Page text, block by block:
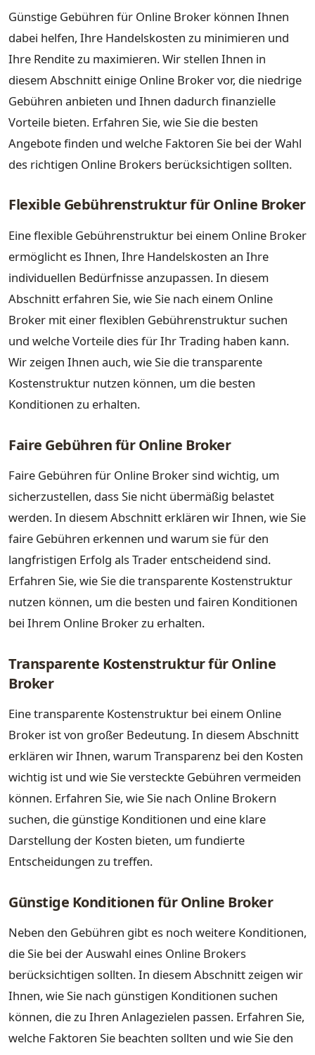
Günstige Gebühren für Online Broker können Ihnen
dabei helfen, Ihre Handelskosten zu minimieren und
Ihre Rendite zu maximieren. Wir stellen Ihnen in
diesem Abschnitt einige Online Broker vor, die niedrige
Gebühren anbieten und Ihnen dadurch finanzielle
Vorteile bieten. Erfahren Sie, wie Sie die besten
Angebote finden und welche Faktoren Sie bei der Wahl
des richtigen Online Brokers berücksichtigen sollten.
Flexible Gebührenstruktur für Online Broker
Eine flexible Gebührenstruktur bei einem Online Broker
ermöglicht es Ihnen, Ihre Handelskosten an Ihre
individuellen Bedürfnisse anzupassen. In diesem
Abschnitt erfahren Sie, wie Sie nach einem Online
Broker mit einer flexiblen Gebührenstruktur suchen
und welche Vorteile dies für Ihr Trading haben kann.
Wir zeigen Ihnen auch, wie Sie die transparente
Kostenstruktur nutzen können, um die besten
Konditionen zu erhalten.
Faire Gebühren für Online Broker
Faire Gebühren für Online Broker sind wichtig, um
sicherzustellen, dass Sie nicht übermäßig belastet
werden. In diesem Abschnitt erklären wir Ihnen, wie Sie
faire Gebühren erkennen und warum sie für den
langfristigen Erfolg als Trader entscheidend sind.
Erfahren Sie, wie Sie die transparente Kostenstruktur
nutzen können, um die besten und fairen Konditionen
bei Ihrem Online Broker zu erhalten.
Transparente Kostenstruktur für Online
Broker
Eine transparente Kostenstruktur bei einem Online
Broker ist von großer Bedeutung. In diesem Abschnitt
erklären wir Ihnen, warum Transparenz bei den Kosten
wichtig ist und wie Sie versteckte Gebühren vermeiden
können. Erfahren Sie, wie Sie nach Online Brokern
suchen, die günstige Konditionen und eine klare
Darstellung der Kosten bieten, um fundierte
Entscheidungen zu treffen.
Günstige Konditionen für Online Broker
Neben den Gebühren gibt es noch weitere Konditionen,
die Sie bei der Auswahl eines Online Brokers
berücksichtigen sollten. In diesem Abschnitt zeigen wir
Ihnen, wie Sie nach günstigen Konditionen suchen
können, die zu Ihren Anlagezielen passen. Erfahren Sie,
welche Faktoren Sie beachten sollten und wie Sie den